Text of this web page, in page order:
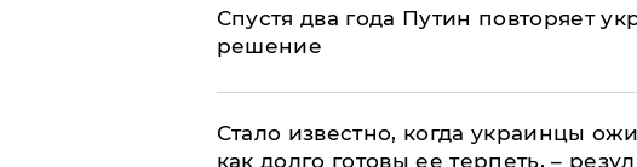
Спустя два года Путин повторяет
решение
Стало известно, когда украинцы
как долго готовы ее терпеть, –